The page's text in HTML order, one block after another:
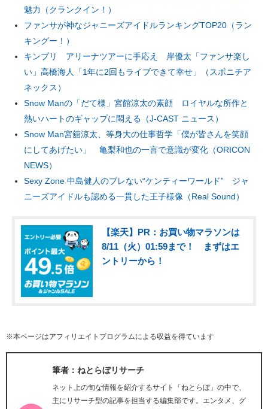
魅力（クランクイン！）
ファンサが神なジャニーズアイドルランキングTOP20（ラン
キングー！）
キンプリ アリーナツアーに手応え 岸優太「ファンサ楽し
い」高橋海人「1年に2回もライブできて幸せ」（スポニチア
ネックス）
Snow Manの「だて様」宮館涼太の素顔 ロイヤルな所作と
熱いハートのギャップに悶える（J-CAST ニュース）
Snow Man宮舘涼太、等身大の仕事哲学「僕が皆さんを笑顔
にしてあげたい」 亀梨和也の一言で意識が変化（ORICON
NEWS）
Sexy Zone 中島健人のブレない“ケンティーワールド” ジャ
ニーズアイドルも認める一貫した王子様像（Real Sound）
【楽天】PR：お買い物マラソンは
8/11（火）01:59まで！ まずはエ
ントリーから！
※本ページはアフィリエイトプログラムによる収益を得ています
筆者：ねとらぼリサーチ
ネット上の旬な情報を紹介するサイト「ねとらぼ」の中で、
主にリサーチ型の記事を担当する編集部です。エンタメ、グ